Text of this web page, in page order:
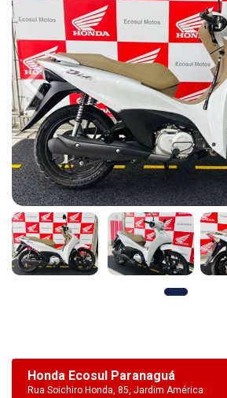
Previous
Honda Ecosul Paranaguá
Rua Soichiro Honda, 85, Jardim América